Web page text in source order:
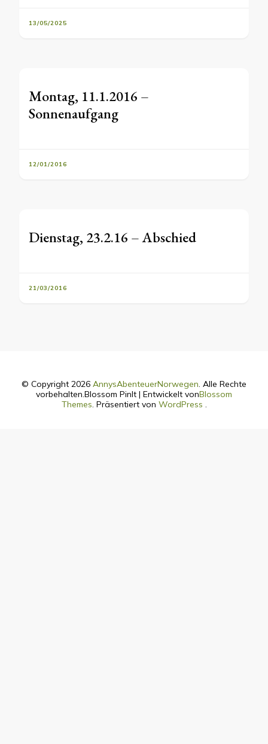
13/05/2025
Montag, 11.1.2016 –
Sonnenaufgang
12/01/2016
Dienstag, 23.2.16 – Abschied
21/03/2016
© Copyright 2026 AnnysAbenteuerNorwegen. Alle Rechte
vorbehalten.Blossom PinIt | Entwickelt vonBlossom
Themes. Präsentiert von WordPress .